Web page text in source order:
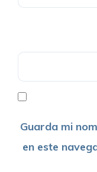
Guarda mi
en este